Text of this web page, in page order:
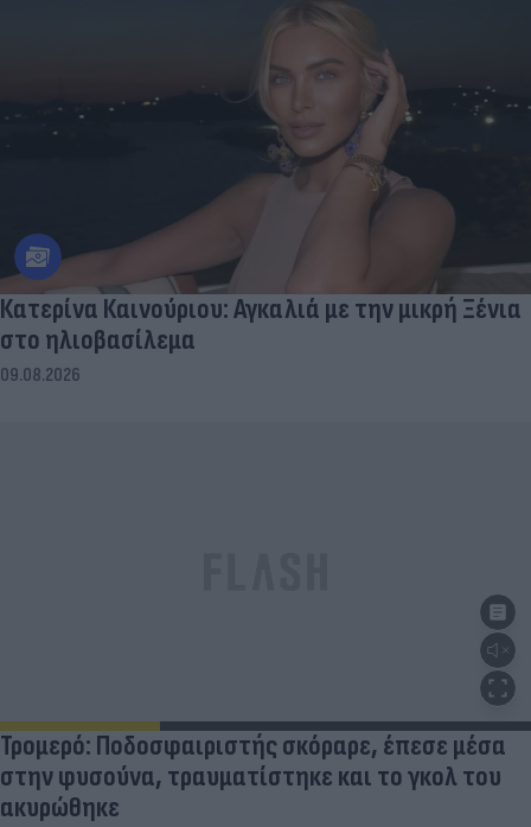
Κατερίνα Καινούριου: Αγκαλιά με την μικρή Ξένια
στο ηλιοβασίλεμα
09.08.2026
Τρομερό: Ποδοσφαιριστής σκόραρε, έπεσε μέσα
στην φυσούνα, τραυματίστηκε και το γκολ του
ακυρώθηκε